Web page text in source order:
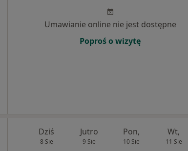
Umawianie online nie jest dostępne
Poproś o wizytę
Dziś
8 Sie
Jutro
9 Sie
Pon,
10 Sie
Wt,
11 Sie